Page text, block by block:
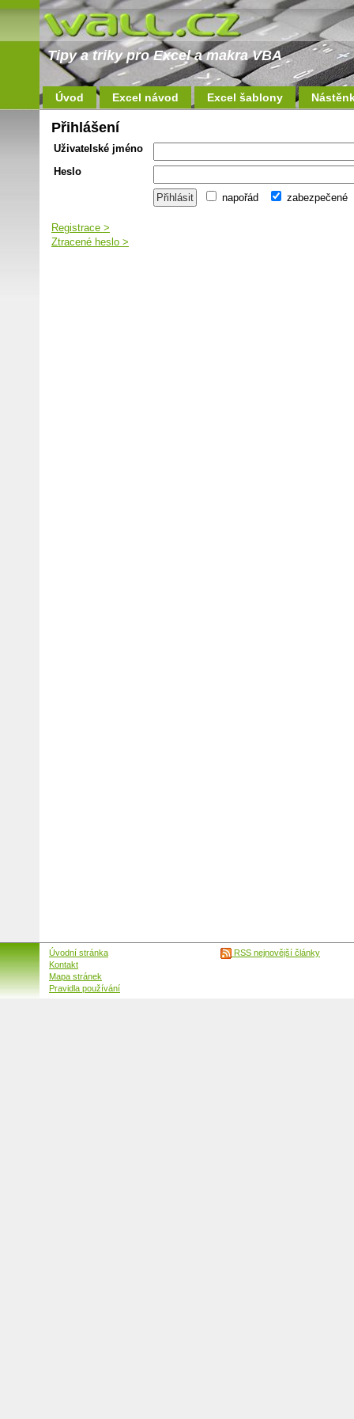
Tipy a triky pro Excel a makra VBA
Úvod Excel návod Excel šablony
Přihlášení
Uživatelské jméno
Heslo
napořád zabezpečené
Registrace >
Ztracené heslo >
Úvodní stránka
Kontakt
Mapa stránek
Pravidla používání
RSS nejnovější články